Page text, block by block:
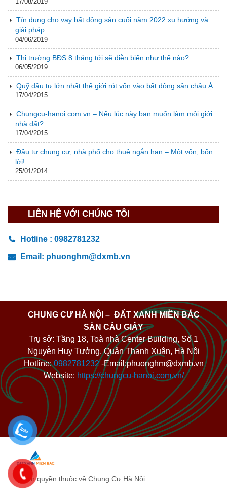
Tín dụng cho vay bất động sản cuối năm 2022 xu hướng và
giải pháp
04/06/2019
Thị trường BĐS 8 tháng tới sẽ diễn biến như thế nào?
06/05/2019
Quỹ đầu tư lớn nhất thế giới rót vốn vào bất động sản châu Á
17/04/2015
Chungcu-hanoi.com.vn – Nếu lúc này bạn muốn làm môi giới
nhà đất?
17/04/2015
Đầu tư chung cư, nhà phố cho thuê ngắn hạn – Một vốn, bốn
lời!
25/01/2014
LIÊN HỆ VỚI CHÚNG TÔI
Hotline : 0982781232
Email: phuonghm@dxmb.vn
CHUNG CƯ HÀ NỘI – ĐẤT XANH MIỀN BẮC
SÀN CẦU GIẤY
Trụ sở: Tầng 18, Toà nhà Center Building, Số 1
Nguyễn Huy Tưởng, Quận Thanh Xuân, Hà Nội
Hotline:0982781232-Email:phuonghm@dxmb.vn
Website: https://chungcu-hanoi.com.vn/
© Bản quyền thuộc về Chung Cư Hà Nội